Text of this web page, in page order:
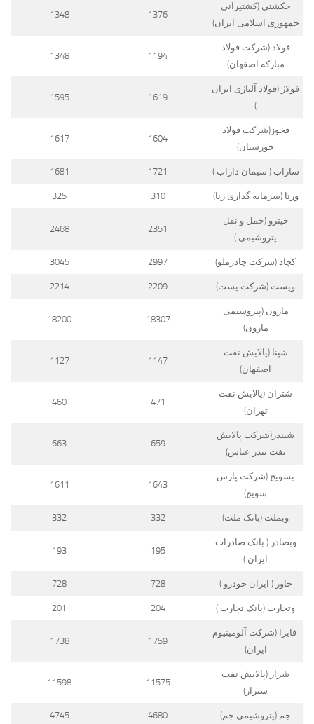
حکشتی‌ (کشتیرانی
جمهوری اسلامی ایران)
1376
1348
فولاد (شرکت فولاد
مبارکه اصفهان)
1194
1348
فولاژ (فولاد آلیاژی ایران
)
1619
1595
فخوز(شرکت فولاد
خوزستان)
1604
1617
ساراب ( سیمان داراب ) 1721
1681
ورنا (سرمایه گذاری رنا) 310
325
حپترو (حمل و نقل
پتروشیمی )
2351
2468
کچاد (شرکت چادرملو) 2997
3045
وپست (شرکت پست) 2209
2214
مارون (پتروشیمی
مارون)
18307
18200
شپنا (پالایش نفت
اصفهان)
1147
1127
شتران (پالایش نفت
تهران)
471
460
شبندر(شرکت پالایش
نفت بندر عباس)
659
663
بسویچ (شرکت پارس
سویچ)
1643
1611
وبملت (بانک ملت) 332
332
وبصادر ( بانک صادرات
ایران )
195
193
خاور ( ایران خودرو ) 728
728
وتجارت (بانک تجارت ) 204
201
فایرا (شرکت آلومینیوم
ایران)
1759
1738
شراز (پالایش نفت
شیراز)
11575
11598
جم (پتروشیمی جم) 4680
4745